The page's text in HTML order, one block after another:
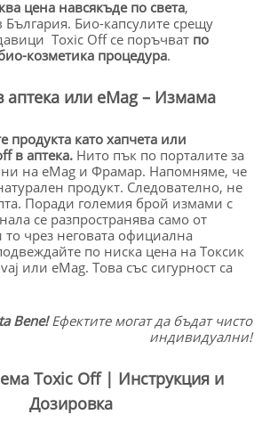
цена навсякъде по света,
Био-капсулите срещу
Toxic Off се поръчват по
козметика процедура.
аптека или eMag – Измама
продукта като хапчета или
в аптека. Нито пък по порталите за
на eMag и Фрамар. Напомняме, че
продукт. Следователно, не
Поради големия брой измами с
се разпространява само от
чрез неговата официална
по ниска цена на Токсик
или eMag. Това със сигурност са
Bene!Ефектите могат да бъдат чисто
индивидуални!
Toxic Off | Инструкция и
Дозировка